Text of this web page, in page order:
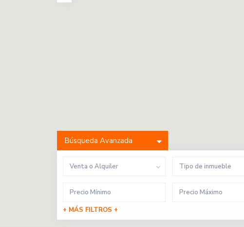
Búsqueda Avanzada
Venta o Alquiler Tipo de inmueble
+ MÁS FILTROS +